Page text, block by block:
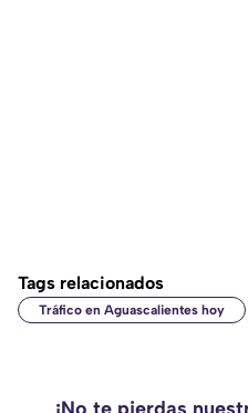
Tags relacionados
Tráfico en Aguascalientes hoy